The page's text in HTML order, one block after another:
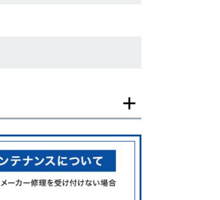
使用し掲載致しております。
でご了承下さいませ。
がございますが、在庫品の仕様で販
たします。
撮影しております。
目が異なる場合がございます。